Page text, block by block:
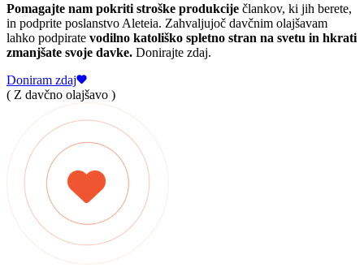
Pomagajte nam pokriti stroške produkcije člankov, ki jih berete,
in podprite poslanstvo Aleteia. Zahvaljujoč davčnim olajšavam
lahko podpirate vodilno katoliško spletno stran na svetu in hkrati
zmanjšate svoje davke. Donirajte zdaj.
Doniram zdaj
( Z davčno olajšavo )